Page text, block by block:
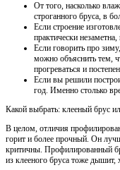
От того, насколько
строганного бруса, в
Если строение
практически
Если говорить про
можно объяснить тем,
прогреваться и
Если вы решили
год. Именно столько
Какой выбрать: клееный брус
В целом, отличия
горит и более прочный. Он
критичны. Профилированный
из клееного бруса тоже дышит,